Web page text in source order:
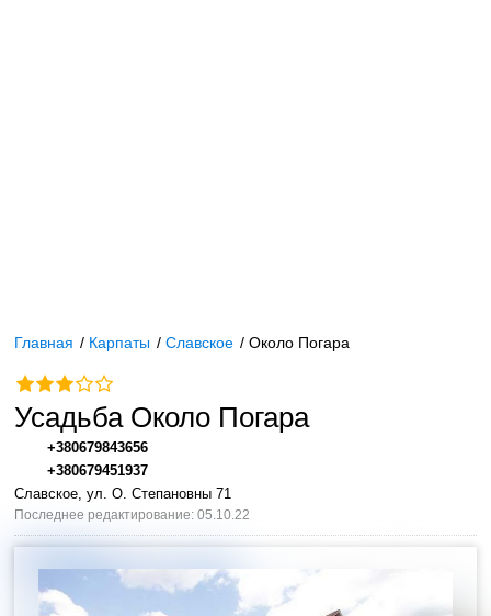
Главная / Карпаты /Славское /Около Погара
Усадьба Около Погара
+380679843656
+380679451937
Славское, ул. О. Степановны 71
Последнее редактирование: 05.10.22